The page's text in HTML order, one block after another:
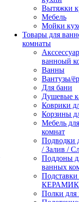
Вытяжки
Мебель
Мойки
Товары для
комнаты
ванноый
Ванны
Вантузы/
Для бани
Душевые
Коврики
Корзины
Мебель
комнат
Подводки
/ Залив /
Поддоны
ванных
Полки для